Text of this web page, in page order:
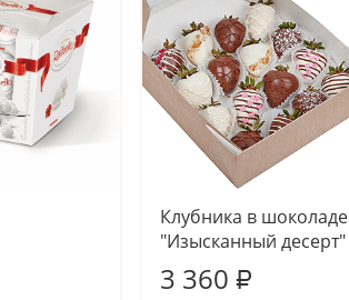
Клубника в шоколаде
"Изысканный десерт"
3 360 ₽